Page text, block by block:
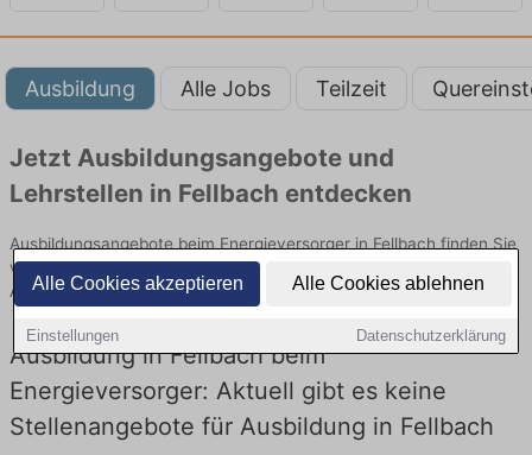
Alle Cookies akzeptieren Alle Cookies ablehnen
Einstellungen Datenschutzerklärung
Ausbildung Alle Jobs Teilzeit
Jetzt Ausbildungsangebote und
Lehrstellen in Fellbach entdecken
Ausbildungsangebote beim Energieversorger in Fellbach finden Sie
von namhaften Firmen. Entdecken Sie freie Optionen von Top-
Arbeitgebern und bewerben Sie sich noch heute.
Ausbildung in Fellbach beim
Energieversorger: Aktuell gibt es keine
Stellenangebote für Ausbildung in Fellbach